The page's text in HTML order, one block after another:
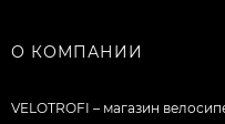
О КОМПАНИИ
VELOTROFI – магазин